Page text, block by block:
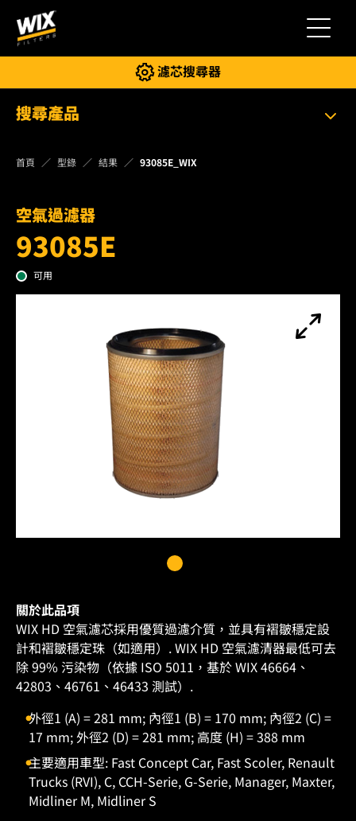
切換導航
濾芯搜尋器
搜尋產品
首頁 型錄 結果 93085E_WIX
空氣過濾器
93085E
可用
關於此品項
WIX HD 空氣濾芯採用優質過濾介質，並具有褶皺穩定設
計和褶皺穩定珠（如適用）. WIX HD 空氣濾清器最低可去
除 99% 污染物（依據 ISO 5011，基於 WIX 46664、
42803、46761、46433 測試）.
外徑1 (A) = 281 mm; 內徑1 (B) = 170 mm; 內徑2 (C) =
17 mm; 外徑2 (D) = 281 mm; 高度 (H) = 388 mm
主要適用車型: Fast Concept Car, Fast Scoler, Renault
Trucks (RVI), C, CCH-Serie, G-Serie, Manager, Maxter,
Midliner M, Midliner S